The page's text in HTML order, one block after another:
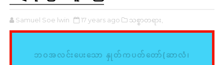
Samuel Soe lwin 17 years ago သစ္စာတရား,
ဘဝအလင်းပေးသော နှုတ်ကပတ်တော်(ဆာလံ၊